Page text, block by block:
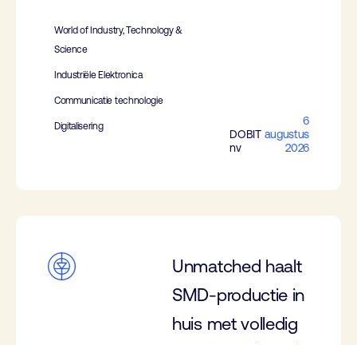
World of Industry, Technology &
Science
Industriële Elektronica
Communicatie technologie
Digitalisering
DOBIT
nv
6
augustus
2026
Unmatched haalt
SMD-productie in
huis met volledig